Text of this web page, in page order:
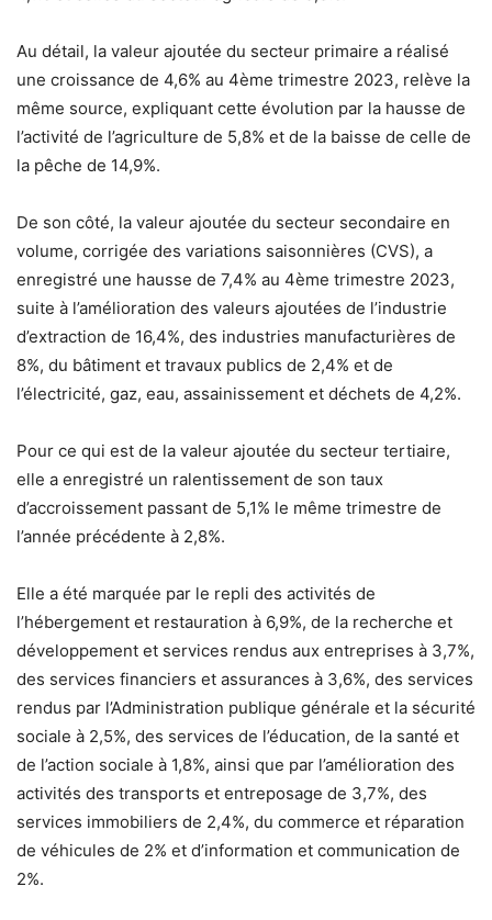
Au détail, la valeur ajoutée du secteur primaire a réalisé
une croissance de 4,6% au 4ème trimestre 2023, relève la
même source, expliquant cette évolution par la hausse de
l’activité de l’agriculture de 5,8% et de la baisse de celle de
la pêche de 14,9%.
De son côté, la valeur ajoutée du secteur secondaire en
volume, corrigée des variations saisonnières (CVS), a
enregistré une hausse de 7,4% au 4ème trimestre 2023,
suite à l’amélioration des valeurs ajoutées de l’industrie
d’extraction de 16,4%, des industries manufacturières de
8%, du bâtiment et travaux publics de 2,4% et de
l’électricité, gaz, eau, assainissement et déchets de 4,2%.
Pour ce qui est de la valeur ajoutée du secteur tertiaire,
elle a enregistré un ralentissement de son taux
d’accroissement passant de 5,1% le même trimestre de
l’année précédente à 2,8%.
Elle a été marquée par le repli des activités de
l’hébergement et restauration à 6,9%, de la recherche et
développement et services rendus aux entreprises à 3,7%,
des services financiers et assurances à 3,6%, des services
rendus par l’Administration publique générale et la sécurité
sociale à 2,5%, des services de l’éducation, de la santé et
de l’action sociale à 1,8%, ainsi que par l’amélioration des
activités des transports et entreposage de 3,7%, des
services immobiliers de 2,4%, du commerce et réparation
de véhicules de 2% et d’information et communication de
2%.